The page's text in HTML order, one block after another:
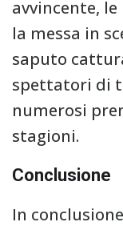
avvincente,
la messa in
saputo
spettatori di
numerosi
stagioni.
Conclusione
In